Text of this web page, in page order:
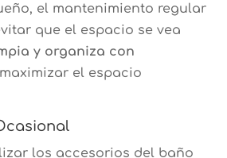
el mantenimiento regular
que el espacio se vea
y organiza con
el espacio
los accesorios del baño